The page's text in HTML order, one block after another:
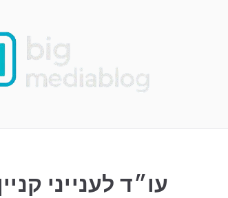
עו״ד לענייני